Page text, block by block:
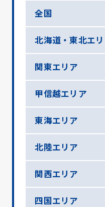
全国
北海道・東北エ
関東エリア
甲信越エリア
東海エリア
北陸エリア
関西エリア
四国エリア